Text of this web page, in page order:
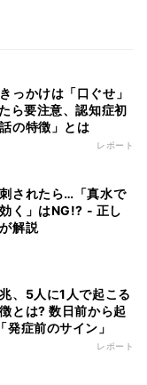
っかけは「口ぐせ」
ら要注意、認知症初
の特徴」とは
レポート
されたら…「真水で
く」はNG!? - 正し
解説
、5人に1人で起こる
とは? 数日前から起
症前のサイン」
レポート